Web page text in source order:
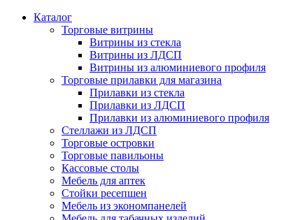
Каталог
Торговые витрины
Витрины из cтекла
Витрины из ЛДСП
Витрины из алюминиевого профиля
Торговые прилавки для магазина
Прилавки из стекла
Прилавки из ЛДСП
Прилавки из алюминиевого профиля
Стеллажи из ЛДСП
Торговые островки
Торговые павильоны
Кассовые столы
Мебель для аптек
Стойки ресепшен
Мебель из экономпанелей